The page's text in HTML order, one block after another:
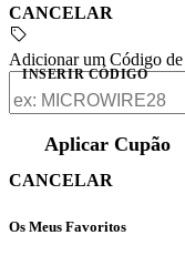
CANCELAR
Adicionar um Código
INSERIR CÓDIGO
Aplicar Cupão
CANCELAR
Os Meus Favoritos